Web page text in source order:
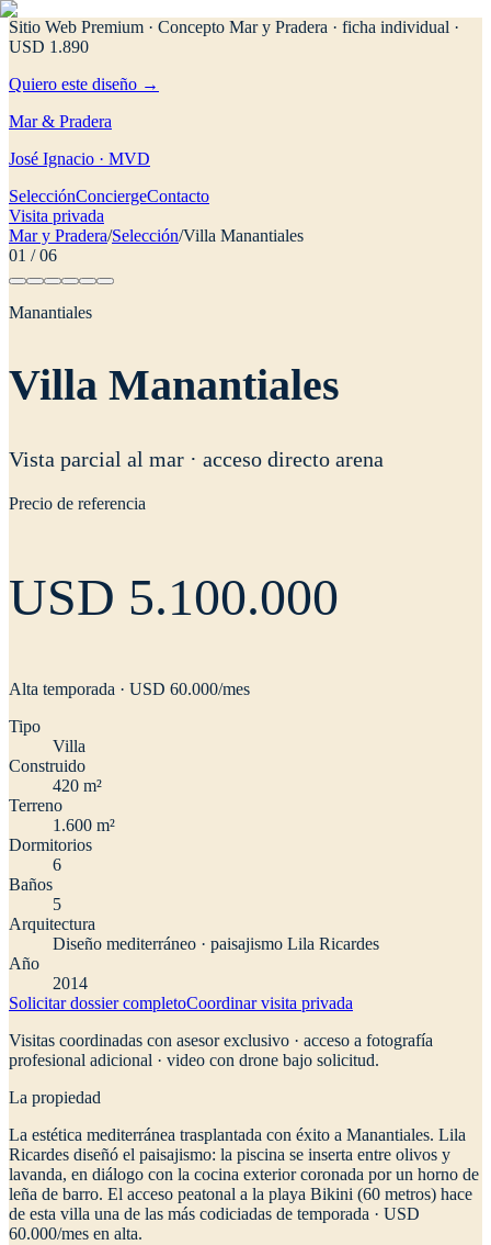
Sitio Web Premium · Concepto Mar y Pradera · ficha individual ·
USD 1.890
Quiero este diseño →
Mar & Pradera
José Ignacio · MVD
SelecciónConciergeContacto
Visita privada
Mar y Pradera/Selección/Villa Manantiales
01 /06
Manantiales
Villa Manantiales
Vista parcial al mar · acceso directo arena
Precio de referencia
USD 5.100.000
Alta temporada · USD 60.000/mes
Tipo
Villa
Construido
420 m²
Terreno
1.600 m²
Dormitorios
6
Baños
5
Arquitectura
Diseño mediterráneo · paisajismo Lila Ricardes
Año
2014
Solicitar dossier completoCoordinar visita privada
Visitas coordinadas con asesor exclusivo · acceso a fotografía
profesional adicional · video con drone bajo solicitud.
La propiedad
La estética mediterránea trasplantada con éxito a Manantiales. Lila
Ricardes diseñó el paisajismo: la piscina se inserta entre olivos y
lavanda, en diálogo con la cocina exterior coronada por un horno de
leña de barro. El acceso peatonal a la playa Bikini (60 metros) hace
de esta villa una de las más codiciadas de temporada · USD
60.000/mes en alta.